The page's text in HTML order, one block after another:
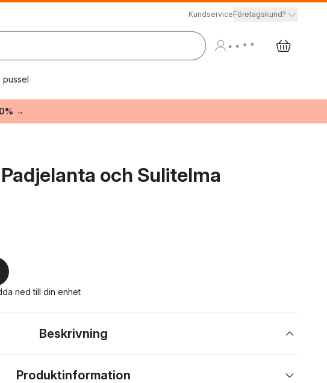
KundserviceFöretagskund?
pussel
→
och Sulitelma
ned till din enhet
Beskrivning
Produktinformation